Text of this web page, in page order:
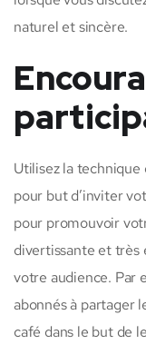
naturel et sincère.
Utilisez la technique
pour but d’inviter
pour promouvoir
divertissante et très
votre audience. Par
abonnés à partager
café dans le but de